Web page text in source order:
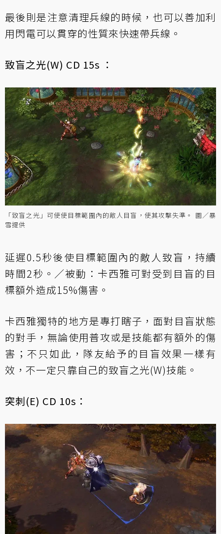
最後則是注意清理兵線的時候，也可以善加利
用閃電可以貫穿的性質來快速帶兵線。
致盲之光(W) CD 15s ：
「致盲之光」可使使目標範圍內的敵人目盲，使其攻擊失準。 圖／暴
雪提供
延遲0.5秒後使目標範圍內的敵人致盲，持續
時間2秒。／被動：卡西雅可對受到目盲的目
標額外造成15%傷害。
卡西雅獨特的地方是專打瞎子，面對目盲狀態
的對手，無論使用普攻或是技能都有額外的傷
害；不只如此，隊友給予的目盲效果一樣有
效，不一定只靠自己的致盲之光(W)技能。
突刺(E) CD 10s：